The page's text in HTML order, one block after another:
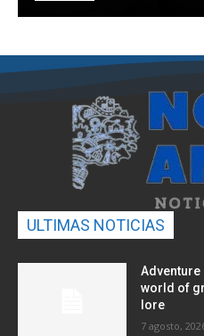
ULTIMAS NOTICIAS
Adventure
world of
lore
7 agosto,